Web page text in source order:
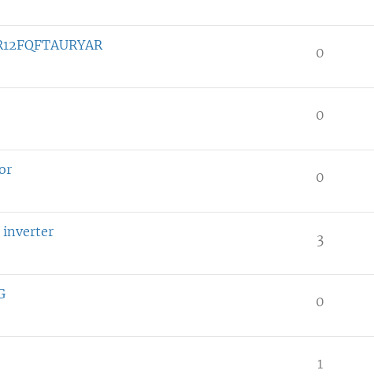
0
0
0
inverter 3
0
1